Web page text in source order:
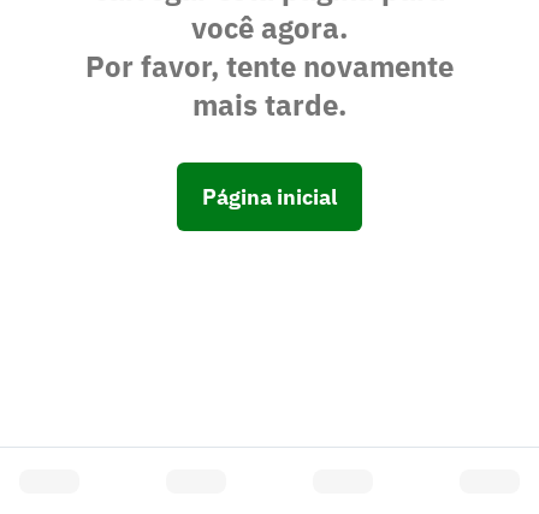
você agora.
Por favor, tente novamente
mais tarde.
Página inicial